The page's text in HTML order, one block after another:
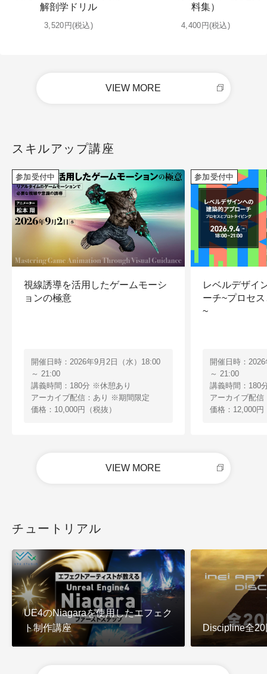
解剖学ドリル
3,520円(税込)
料集）
4,400円(税込)
VIEW MORE
スキルアップ講座
参加受付中
視線誘導を活用したゲームモーシ
ョンの極意
開催日時：2026年9月2日（水）18:00
～ 21:00
講義時間：180分 ※休憩あり
アーカイブ配信：あり ※期間限定
価格：10,000円（税抜）
参加受付中
レベルデザイ
ーチ~プロセ
~
開催日時：
～ 21:00
講義時間：
アーカイブ配
価格：12,000円
VIEW MORE
チュートリアル
UE4のNiagaraを使用したエフェク
ト制作講座
Discipline全